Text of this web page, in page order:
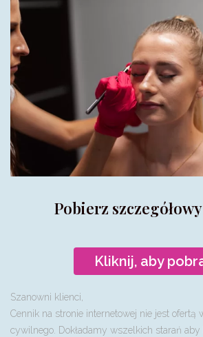
Pobierz
Kliknij, aby
Szanowni klienci,
Cennik na stronie internetowej nie jest ofertą
cywilnego. Dokładamy wszelkich starań aby